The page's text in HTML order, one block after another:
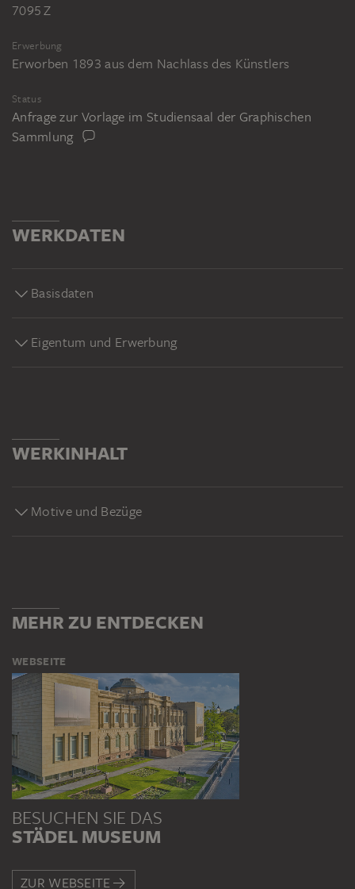
7095 Z
Erwerbung
Erworben 1893 aus dem Nachlass des Künstlers
Status
Anfrage zur Vorlage im Studiensaal der Graphischen
Sammlung
WERKDATEN
Basisdaten
Eigentum und Erwerbung
WERKINHALT
Motive und Bezüge
MEHR ZU ENTDECKEN
WEBSEITE
BESUCHEN SIE DAS
STÄDEL MUSEUM
ZUR WEBSEITE